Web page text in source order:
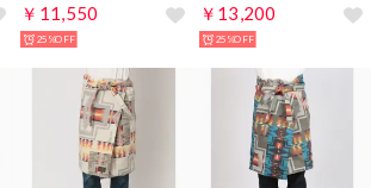
￥11,550
25%OFF
￥13,200
25%OFF